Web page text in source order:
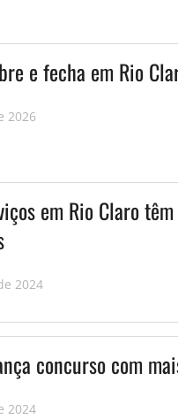
e fecha em Rio
2026
em Rio Claro
2024
concurso com
2024